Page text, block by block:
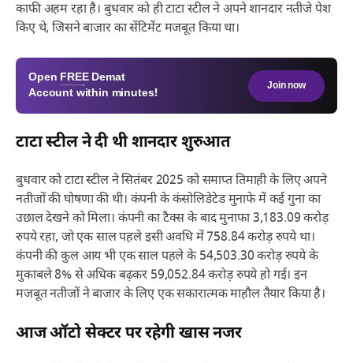
काफी अहम रहा है। बुधवार को ही टाटा स्टील ने अपने शानदार नतीजे पेश
किए थे, जिसने बाजार का सेंटिमेंट मजबूत किया था।
Open FREE Demat
Account within minutes!
Join now
टाटा स्टील ने दी थी शानदार शुरुआत
बुधवार को टाटा स्टील ने सितंबर 2025 को समाप्त तिमाही के लिए अपने
नतीजों की घोषणा की थी। कंपनी के कंसोलिडेटेड मुनाफे में कई गुना का
उछाल देखने को मिला। कंपनी का टैक्स के बाद मुनाफा 3,183.09 करोड़
रुपये रहा, जो एक साल पहले इसी अवधि में 758.84 करोड़ रुपये था।
कंपनी की कुल आय भी एक साल पहले के 54,503.30 करोड़ रुपये के
मुकाबले 8% से अधिक बढ़कर 59,052.84 करोड़ रुपये हो गई। इन
मजबूत नतीजों ने बाजार के लिए एक सकारात्मक माहौल तैयार किया है।
आज ऑटो सेक्टर पर रहेगी खास नजर